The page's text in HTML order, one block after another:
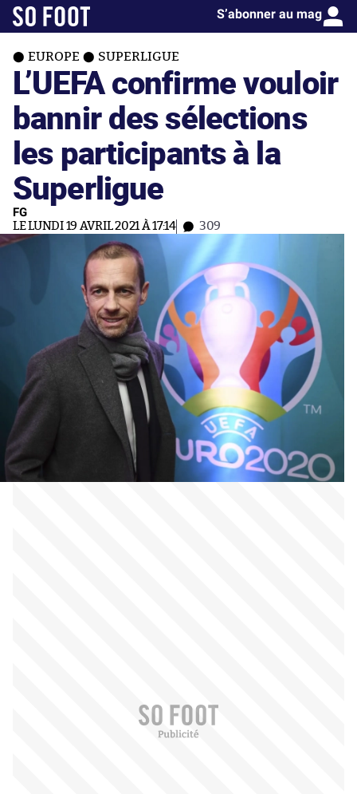
S’abonner au mag
EUROPE SUPERLIGUE
L’UEFA confirme vouloir
bannir des sélections
les participants à la
Superligue
FG
LE LUNDI 19 AVRIL 2021 À 17:14 309